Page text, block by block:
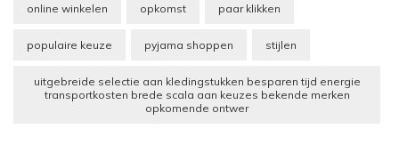
online winkelen opkomst paar klikken
populaire keuze pyjama shoppen stijlen
uitgebreide selectie aan kledingstukken besparen tijd energie
transportkosten brede scala aan keuzes bekende merken
opkomende ontwer